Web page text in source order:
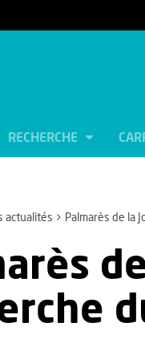
RECHERCHE
actualités Palmarès de la